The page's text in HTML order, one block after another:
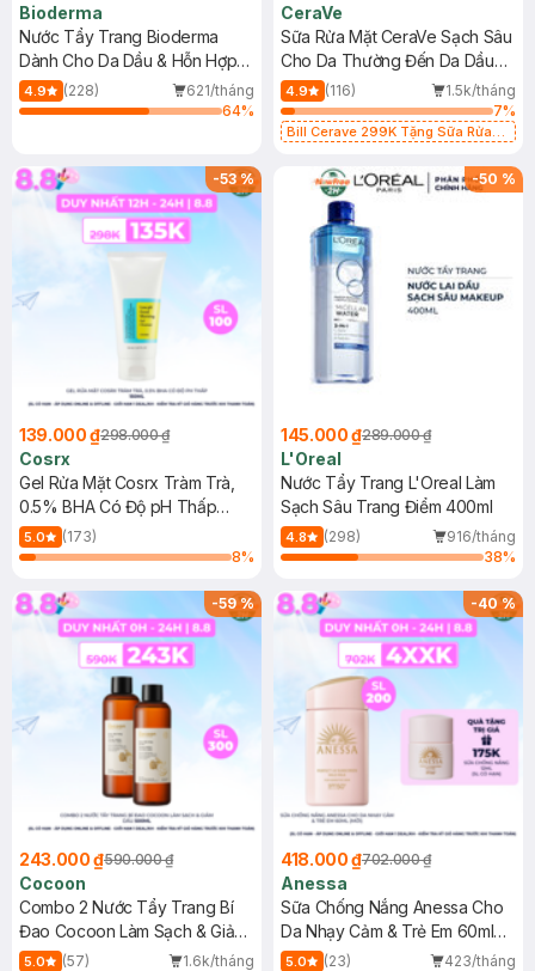
Bioderma
Nước Tẩy Trang Bioderma
Dành Cho Da Dầu & Hỗn Hợp
500ml
4.9 (228)
621/tháng
64%
CeraVe
Sữa Rửa Mặt CeraVe Sạch Sâu
Cho Da Thường Đến Da Dầu
473ml
4.9 (116)
1.5k/tháng
7%
Bill Cerave 299K Tặng Sữa Rửa
-53%
139.000 ₫298.000 ₫
Cosrx
Gel Rửa Mặt Cosrx Tràm Trà,
0.5% BHA Có Độ pH Thấp
150ml
5.0
(173)
8%
-50 %
145.000 ₫289.000 ₫
L'Oreal
Nước Tẩy Trang L'Oreal Làm
Sạch Sâu Trang Điểm 400ml
4.8 (298)
916/tháng
38%
-59%
243.000 ₫590.000 ₫
Cocoon
Combo 2 Nước Tẩy Trang Bí
Đao Cocoon Làm Sạch & Giảm
Dầu 500ml
5.0 (57)
1.6k/tháng
-40%
418.000 ₫702.000 ₫
Anessa
Sữa Chống Nắng Anessa Cho
Da Nhạy Cảm & Trẻ Em 60ml
(Mới)
5.0 (23)
423/tháng